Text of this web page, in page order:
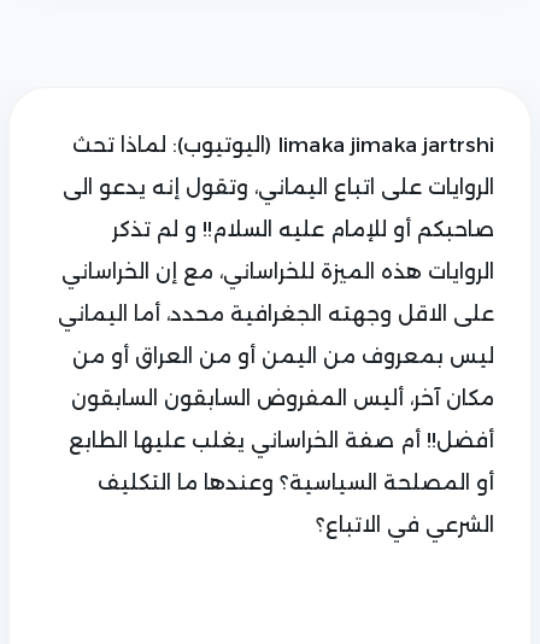
limaka jimaka jartrshi (اليوتيوب): لماذا تحث
الروايات على اتباع اليماني، وتقول إنه يدعو الى
صاحبكم أو للإمام عليه السلام!! و لم تذكر
الروايات هذه الميزة للخراساني، مع إن الخراساني
على الاقل وجهته الجغرافية محدد، أما اليماني
ليس بمعروف من اليمن أو من العراق أو من
مكان آخر، أليس المفروض السابقون السابقون
أفضل!! أم صفة الخراساني يغلب عليها الطابع
أو المصلحة السياسية؟ وعندها ما التكليف
الشرعي في الاتباع؟